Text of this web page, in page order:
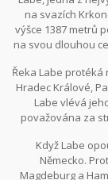
na svazích
výšce 1387 metrů
na svou dlouhou
Řeka Labe protéká
Hradec Králové,
Labe vlévá
považována za
Když Labe
Německo.
Magdeburg a